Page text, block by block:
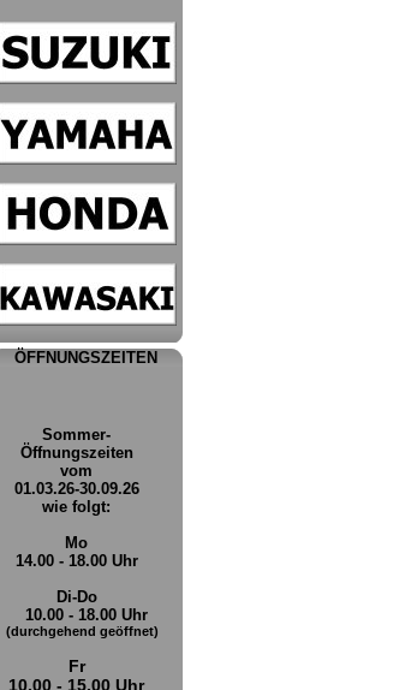
ÖFFNUNGSZEITEN
Sommer-
Öffnungszeiten
vom
01.03.26-30.09.26
wie folgt:
Mo
14.00 - 18.00 Uhr
Di-Do
10.00 - 18.00 Uhr
(durchgehend geöffnet)
Fr
10.00 - 15.00 Uhr